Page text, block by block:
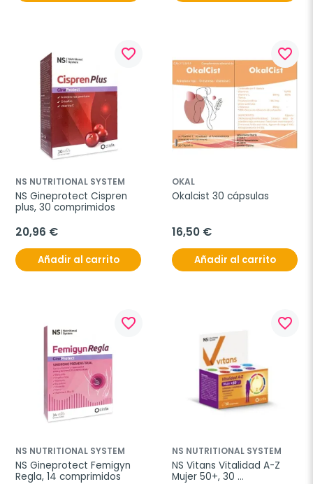
favorite_border
NS NUTRITIONAL SYSTEM
NS Gineprotect Cispren
plus, 30 comprimidos
20,96 €
Añadir al carrito
favorite_border
OKAL
Okalcist 30 cápsulas
16,50 €
Añadir al carrito
favorite_border
NS NUTRITIONAL SYSTEM
NS Gineprotect Femigyn
Regla, 14 comprimidos
favorite_border
NS NUTRITIONAL SYSTEM
NS Vitans Vitalidad A-Z
Mujer 50+, 30